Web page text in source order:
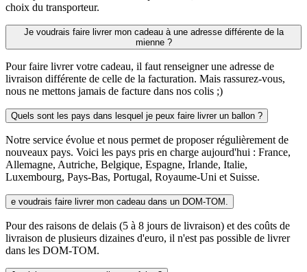
choix du transporteur.
Je voudrais faire livrer mon cadeau à une adresse différente de la
mienne ?
Pour faire livrer votre cadeau, il faut renseigner une adresse de
livraison différente de celle de la facturation. Mais rassurez-vous,
nous ne mettons jamais de facture dans nos colis ;)
Quels sont les pays dans lesquel je peux faire livrer un ballon ?
Notre service évolue et nous permet de proposer régulièrement de
nouveaux pays. Voici les pays pris en charge aujourd'hui : France,
Allemagne, Autriche, Belgique, Espagne, Irlande, Italie,
Luxembourg, Pays-Bas, Portugal, Royaume-Uni et Suisse.
e voudrais faire livrer mon cadeau dans un DOM-TOM.
Pour des raisons de delais (5 à 8 jours de livraison) et des coûts de
livraison de plusieurs dizaines d'euro, il n'est pas possible de livrer
dans les DOM-TOM.